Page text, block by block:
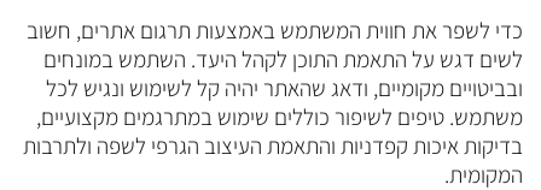
כדי לשפר את חווית המשתמש באמצעות תרגום אתרים, חשוב
לשים דגש על התאמת התוכן לקהל היעד. השתמש במונחים
ובביטויים מקומיים, ודאג שהאתר יהיה קל לשימוש ונגיש לכל
משתמש. טיפים לשיפור כוללים שימוש במתרגמים מקצועיים,
בדיקות איכות קפדניות והתאמת העיצוב הגרפי לשפה ולתרבות
המקומית.